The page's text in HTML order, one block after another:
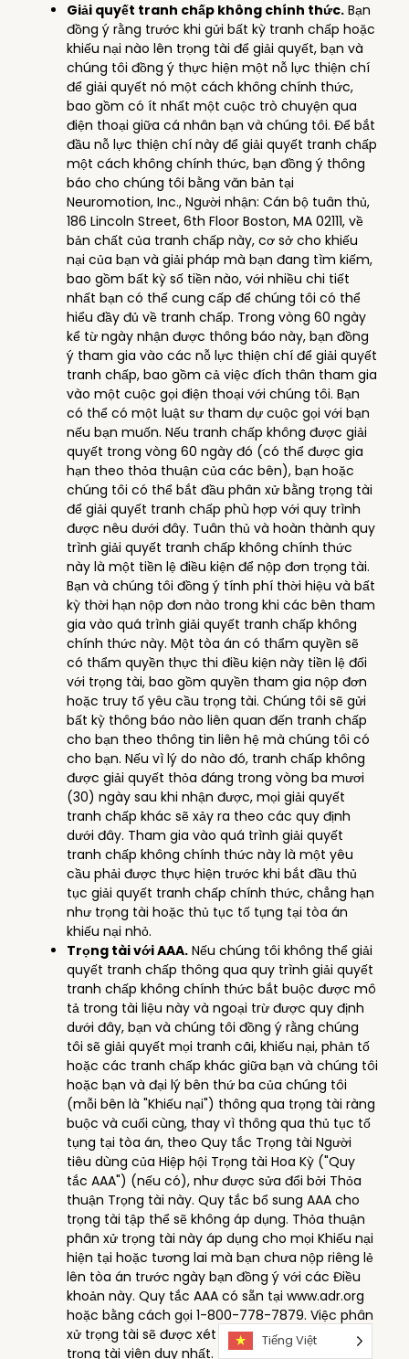
Giải quyết tranh chấp không chính thức. Bạn
đồng ý rằng trước khi gửi bất kỳ tranh chấp hoặc
khiếu nại nào lên trọng tài để giải quyết, bạn và
chúng tôi đồng ý thực hiện một nỗ lực thiện chí
để giải quyết nó một cách không chính thức,
bao gồm có ít nhất một cuộc trò chuyện qua
điện thoại giữa cá nhân bạn và chúng tôi. Để bắt
đầu nỗ lực thiện chí này để giải quyết tranh chấp
một cách không chính thức, bạn đồng ý thông
báo cho chúng tôi bằng văn bản tại
Neuromotion, Inc., Người nhận: Cán bộ tuân thủ,
186 Lincoln Street, 6th Floor Boston, MA 02111, về
bản chất của tranh chấp này, cơ sở cho khiếu
nại của bạn và giải pháp mà bạn đang tìm kiếm,
bao gồm bất kỳ số tiền nào, với nhiều chi tiết
nhất bạn có thể cung cấp để chúng tôi có thể
hiểu đầy đủ về tranh chấp. Trong vòng 60 ngày
kể từ ngày nhận được thông báo này, bạn đồng
ý tham gia vào các nỗ lực thiện chí để giải quyết
tranh chấp, bao gồm cả việc đích thân tham gia
vào một cuộc gọi điện thoại với chúng tôi. Bạn
có thể có một luật sư tham dự cuộc gọi với bạn
nếu bạn muốn. Nếu tranh chấp không được giải
quyết trong vòng 60 ngày đó (có thể được gia
hạn theo thỏa thuận của các bên), bạn hoặc
chúng tôi có thể bắt đầu phân xử bằng trọng tài
để giải quyết tranh chấp phù hợp với quy trình
được nêu dưới đây. Tuân thủ và hoàn thành quy
trình giải quyết tranh chấp không chính thức
này là một tiền lệ điều kiện để nộp đơn trọng tài.
Bạn và chúng tôi đồng ý tính phí thời hiệu và bất
kỳ thời hạn nộp đơn nào trong khi các bên tham
gia vào quá trình giải quyết tranh chấp không
chính thức này. Một tòa án có thẩm quyền sẽ
có thẩm quyền thực thi điều kiện này tiền lệ đối
với trọng tài, bao gồm quyền tham gia nộp đơn
hoặc truy tố yêu cầu trọng tài. Chúng tôi sẽ gửi
bất kỳ thông báo nào liên quan đến tranh chấp
cho bạn theo thông tin liên hệ mà chúng tôi có
cho bạn. Nếu vì lý do nào đó, tranh chấp không
được giải quyết thỏa đáng trong vòng ba mươi
(30) ngày sau khi nhận được, mọi giải quyết
tranh chấp khác sẽ xảy ra theo các quy định
dưới đây. Tham gia vào quá trình giải quyết
tranh chấp không chính thức này là một yêu
cầu phải được thực hiện trước khi bắt đầu thủ
tục giải quyết tranh chấp chính thức, chẳng hạn
như trọng tài hoặc thủ tục tố tụng tại tòa án
khiếu nại nhỏ.
Trọng tài với AAA. Nếu chúng tôi không thể giải
quyết tranh chấp thông qua quy trình giải quyết
tranh chấp không chính thức bắt buộc được mô
tả trong tài liệu này và ngoại trừ được quy định
dưới đây, bạn và chúng tôi đồng ý rằng chúng
tôi sẽ giải quyết mọi tranh cãi, khiếu nại, phản tố
hoặc các tranh chấp khác giữa bạn và chúng tôi
hoặc bạn và đại lý bên thứ ba của chúng tôi
(mỗi bên là "Khiếu nại") thông qua trọng tài ràng
buộc và cuối cùng, thay vì thông qua thủ tục tố
tụng tại tòa án, theo Quy tắc Trọng tài Người
tiêu dùng của Hiệp hội Trọng tài Hoa Kỳ ("Quy
tắc AAA") (nếu có), như được sửa đổi bởi Thỏa
thuận Trọng tài này. Quy tắc bổ sung AAA cho
trọng tài tập thể sẽ không áp dụng. Thỏa thuận
phân xử trọng tài này áp dụng cho mọi Khiếu nại
hiện tại hoặc tương lai mà bạn chưa nộp riêng lẻ
lên tòa án trước ngày bạn đồng ý với các Điều
khoản này. Quy tắc AAA có sẵn tại www.adr.org
hoặc bằng cách gọi 1-800-778-7879. Việc phân
xử trọng tài sẽ được xét xử và xác định bởi một
trọng tài viên duy nhất. Trọng tài sẽ quyết định
Tiếng Việt